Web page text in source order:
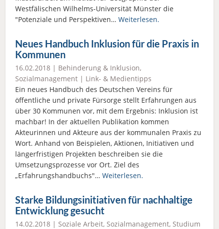
Westfälischen Wilhelms-Universität Münster die
"Potenziale und Perspektiven… Weiterlesen.
Neues Handbuch Inklusion für die Praxis in
Kommunen
16.02.2018 | Behinderung & Inklusion,
Sozialmanagement | Link- & Medientipps
Ein neues Handbuch des Deutschen Vereins für
öffentliche und private Fürsorge stellt Erfahrungen aus
über 30 Kommunen vor, mit dem Ergebnis: Inklusion ist
machbar! In der aktuellen Publikation kommen
Akteurinnen und Akteure aus der kommunalen Praxis zu
Wort. Anhand von Beispielen, Aktionen, Initiativen und
längerfristigen Projekten beschreiben sie die
Umsetzungsprozesse vor Ort. Ziel des
„Erfahrungshandbuchs"… Weiterlesen.
Starke Bildungsinitiativen für nachhaltige
Entwicklung gesucht
14.02.2018 | Soziale Arbeit, Sozialmanagement, Studium